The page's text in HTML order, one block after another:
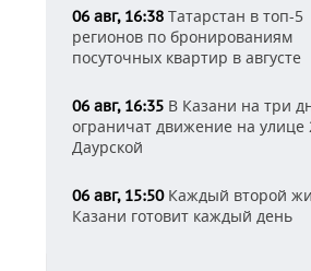
06 авг, 16:38 Татарстан в топ-5
регионов по бронированиям
посуточных квартир в августе
06 авг, 16:35 В Казани на три
ограничат движение на улице
Даурской
06 авг, 15:50Каждый второй
Казани готовит каждый день